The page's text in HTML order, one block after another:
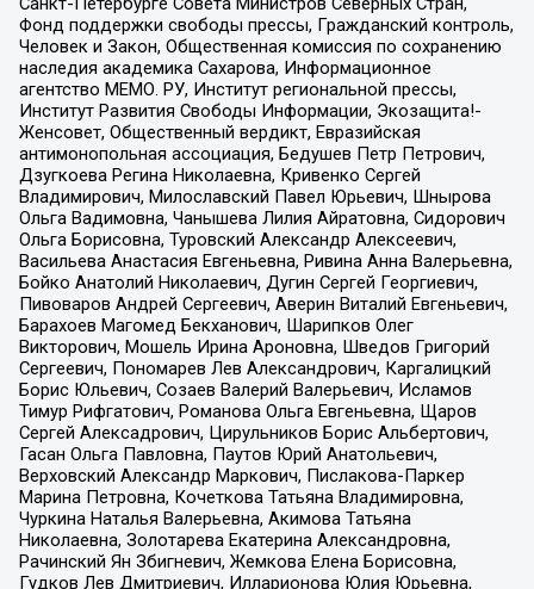
Фонд поддержки свободы прессы, Гражданский контроль,
Человек и Закон, Общественная комиссия по сохранению
наследия академика Сахарова, Информационное
агентство МЕМО. РУ, Институт региональной прессы,
Институт Развития Свободы Информации, Экозащита!-
Женсовет, Общественный вердикт, Евразийская
антимонопольная ассоциация, Бедушев Петр Петрович,
Дзугкоева Регина Николаевна, Кривенко Сергей
Владимирович, Милославский Павел Юрьевич, Шнырова
Ольга Вадимовна, Чанышева Лилия Айратовна, Сидорович
Ольга Борисовна, Туровский Александр Алексеевич,
Васильева Анастасия Евгеньевна, Ривина Анна Валерьевна,
Бойко Анатолий Николаевич, Дугин Сергей Георгиевич,
Пивоваров Андрей Сергеевич, Аверин Виталий Евгеньевич,
Барахоев Магомед Бекханович, Шарипков Олег
Викторович, Мошель Ирина Ароновна, Шведов Григорий
Сергеевич, Пономарев Лев Александрович, Каргалицкий
Борис Юльевич, Созаев Валерий Валерьевич, Исламов
Тимур Рифгатович, Романова Ольга Евгеньевна, Щаров
Сергей Алексадрович, Цирульников Борис Альбертович,
Гасан Ольга Павловна, Паутов Юрий Анатольевич,
Верховский Александр Маркович, Пислакова-Паркер
Марина Петровна, Кочеткова Татьяна Владимировна,
Чуркина Наталья Валерьевна, Акимова Татьяна
Николаевна, Золотарева Екатерина Александровна,
Рачинский Ян Збигневич, Жемкова Елена Борисовна,
Гудков Лев Дмитриевич, Илларионова Юлия Юрьевна,